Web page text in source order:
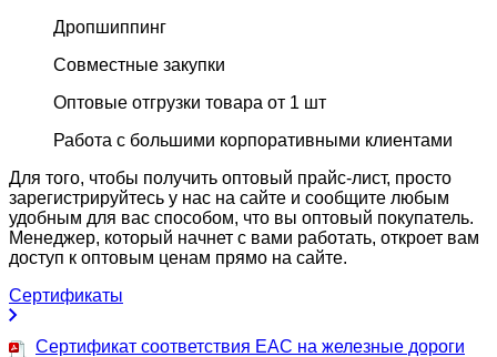
Дропшиппинг
Совместные закупки
Оптовые отгрузки товара от 1 шт
Работа с большими корпоративными клиентами
Для того, чтобы получить оптовый прайс-лист, просто
зарегистрируйтесь у нас на сайте и сообщите любым
удобным для вас способом, что вы оптовый покупатель.
Менеджер, который начнет с вами работать, откроет вам
доступ к оптовым ценам прямо на сайте.
Сертификаты
Сертификат соответствия EAC на железные дороги